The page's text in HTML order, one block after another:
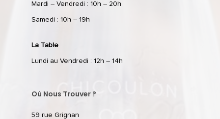
Mardi – Vendredi : 10h – 20h
Samedi : 10h – 19h
La Table
Lundi au Vendredi : 12h – 14h
Où Nous Trouver ?
59 rue Grignan